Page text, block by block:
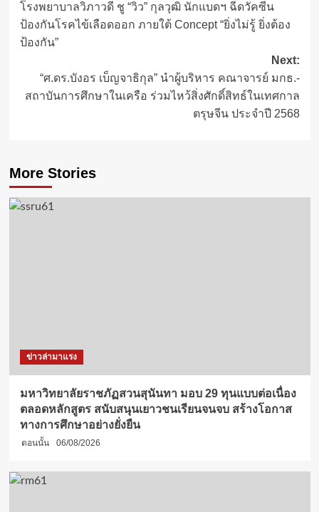
navigation
โรงพยาบาลวิภาวดี ชู “วิว” กุลวุฒิ นักแบดฯ ฉีดวัคซีน
ป้องกันโรคไข้เลือดออก ภายใต้ Concept “ยิ่งไม่รู้ ยิ่งต้อง
ป้องกัน”
Next:
“ศ.ดร.บังอร เบ็ญจาธิกุล” นำผู้บริหาร คณาจารย์ มกธ.-
สถาบันการศึกษาในเครือ ร่วมไหว้สิ่งศักดิ์สิทธ์ในเทศกาล
ตรุษจีน ประจำปี 2568
More Stories
ข่าวล่ามาแรง
มหาวิทยาลัยราชภัฏสวนสุนันทา มอบ 29 ทุนแบบต่อเนื่อง
ตลอดหลักสูตร สนับสนุนเยาวชนเรียนจนจบ สร้างโอกาส
ทางการศึกษาอย่างยั่งยืน
ตอนนั้น 06/08/2026